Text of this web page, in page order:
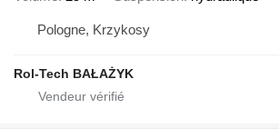
Pologne, Krzykosy
Rol-Tech BAŁAŻYK